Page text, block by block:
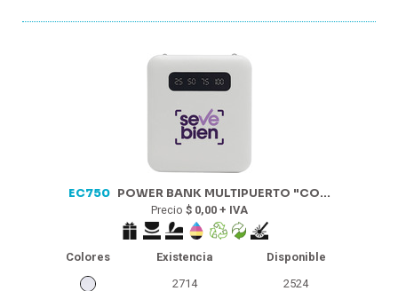
EC750 POWER BANK MULTIPUERTO "CO...
Precio $ 0,00 + IVA
Colores Existencia
Disponible
2714
2524